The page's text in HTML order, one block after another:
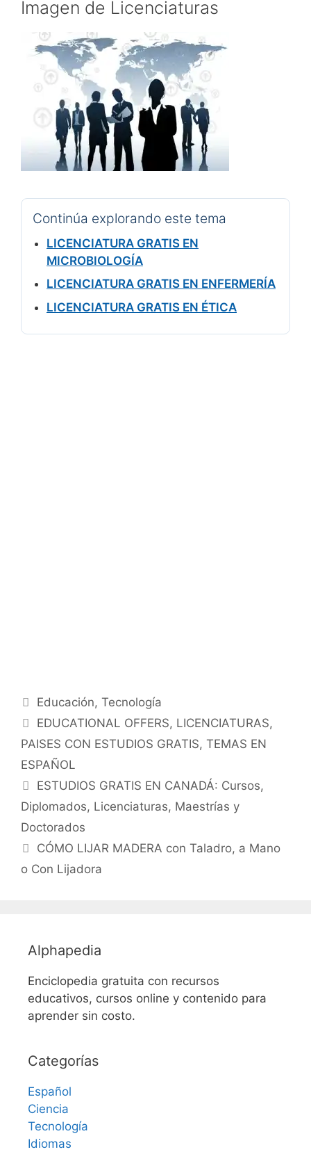
Imagen de Licenciaturas
Continúa explorando este tema
LICENCIATURA GRATIS EN
MICROBIOLOGÍA
LICENCIATURA GRATIS EN ENFERMERÍA
LICENCIATURA GRATIS EN ÉTICA
Categorías
Educación,Tecnología
Etiquetas
EDUCATIONAL OFFERS, LICENCIATURAS,
PAISES CON ESTUDIOS GRATIS, TEMAS EN
ESPAÑOL
ESTUDIOS GRATIS EN CANADÁ: Cursos,
Diplomados, Licenciaturas, Maestrías y
Doctorados
CÓMO LIJAR MADERA con Taladro, a Mano
o Con Lijadora
Alphapedia
Enciclopedia gratuita con recursos
educativos, cursos online y contenido para
aprender sin costo.
Categorías
Español
Ciencia
Tecnología
Idiomas